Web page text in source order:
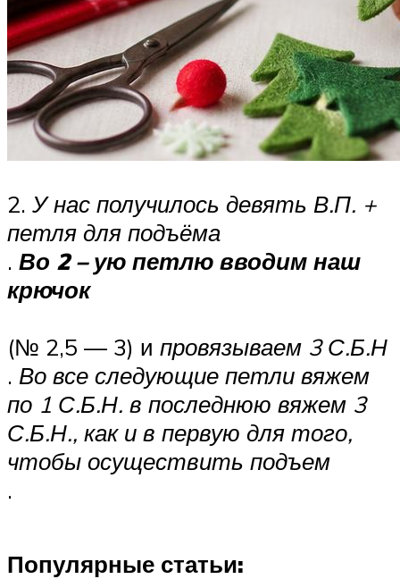
2. У нас получилось девять В.П. +
петля для подъёма
. Во 2 – ую петлю вводим наш
крючок
(№ 2,5 — 3) и провязываем 3 С.Б.Н
. Во все следующие петли вяжем
по 1 С.Б.Н. в последнюю вяжем 3
С.Б.Н., как и в первую для того,
чтобы осуществить подъем
.
Популярные статьи: